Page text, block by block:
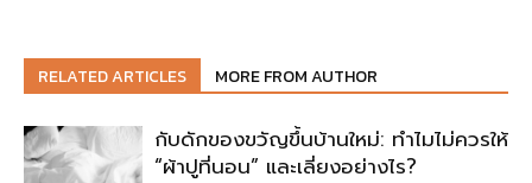
RELATED ARTICLES MORE FROM AUTHOR
กับดักของขวัญขึ้นบ้านใหม่: ทำไมไม่ควรให้
“ผ้าปูที่นอน” และเลี่ยงอย่างไร?